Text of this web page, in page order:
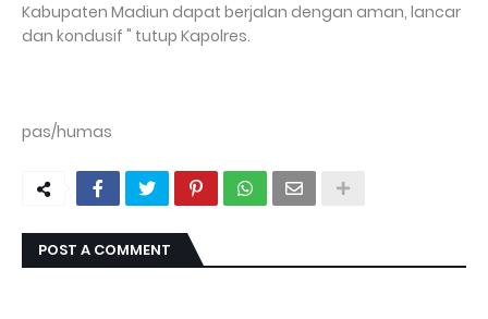
Kabupaten Madiun dapat berjalan dengan aman, lancar
dan kondusif " tutup Kapolres.
pas/humas
POST A COMMENT